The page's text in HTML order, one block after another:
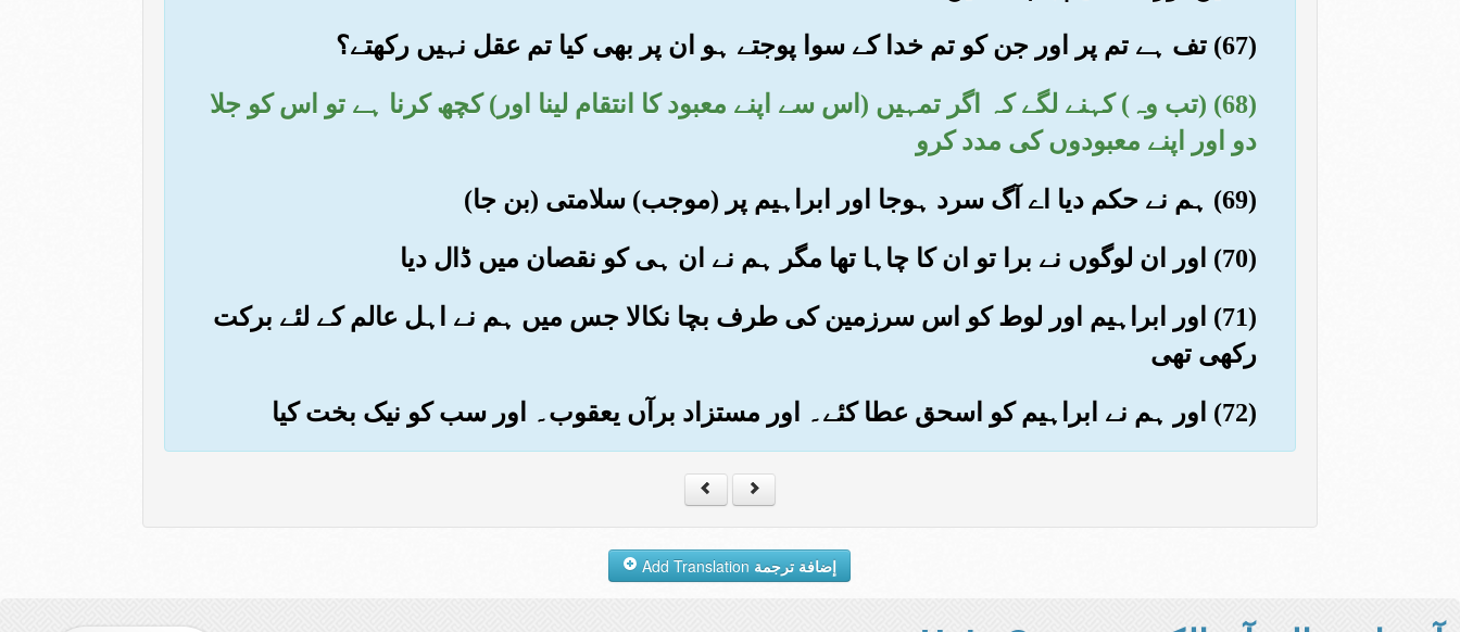
(67) تف ہے تم پر اور جن کو تم خدا کے سوا پوجتے ہو ان پر بھی کیا تم عقل نہیں رکھتے؟
(68) (تب وہ) کہنے لگے کہ اگر تمہیں (اس سے اپنے معبود کا انتقام لینا اور) کچھ کرنا ہے تو اس کو جلا
دو اور اپنے معبودوں کی مدد کرو
(69) ہم نے حکم دیا اے آگ سرد ہوجا اور ابراہیم پر (موجب) سلامتی (بن جا)
(70) اور ان لوگوں نے برا تو ان کا چاہا تھا مگر ہم نے ان ہی کو نقصان میں ڈال دیا
(71) اور ابراہیم اور لوط کو اس سرزمین کی طرف بچا نکالا جس میں ہم نے اہل عالم کے لئے برکت
رکھی تھی
(72) اور ہم نے ابراہیم کو اسحق عطا کئے۔ اور مستزاد برآں یعقوب۔ اور سب کو نیک بخت کیا
إضافة ترجمة